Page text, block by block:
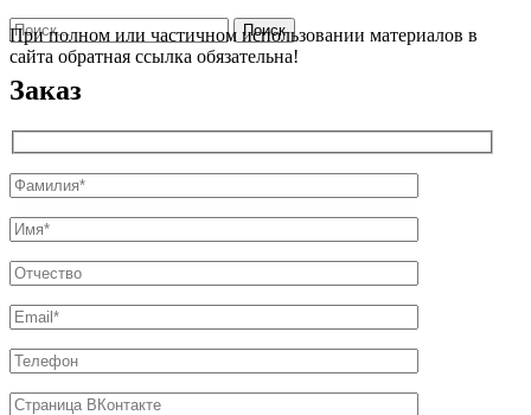
Найти:
При полном или частичном использовании материалов в
сайта обратная ссылка обязательна!
Заказ